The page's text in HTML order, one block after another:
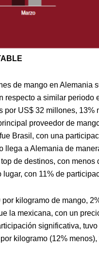
de mango en
respecto a similar
US$ 32 millones,
proveedor de
Brasil, con una
llega a Alemania de
de destinos, con
con 11% de
kilogramo de mango,
la mexicana, con un
significativa,
kilogramo (12%